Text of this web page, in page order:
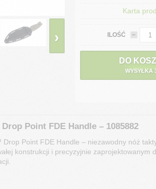
›
Karta
ILOŚĆ
DO
Point FDE Handle – 1085882
Point FDE Handle – niezawodny nóż
konstrukcji i precyzyjnie